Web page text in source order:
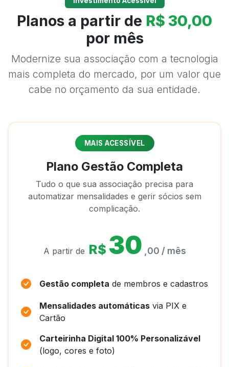
Planos a partir de R$ 30,00
por mês
Modernize sua associação com a tecnologia
mais completa do mercado, por um valor que
cabe no orçamento da sua entidade.
MAIS ACESSÍVEL
Plano Gestão Completa
Tudo o que sua associação precisa para
automatizar mensalidades e gerir sócios sem
complicação.
A partir de R$ 30 ,00 / mês
Gestão completa de membros e cadastros
Mensalidades automáticas via PIX e
Cartão
Carteirinha Digital 100% Personalizável
(logo, cores e foto)